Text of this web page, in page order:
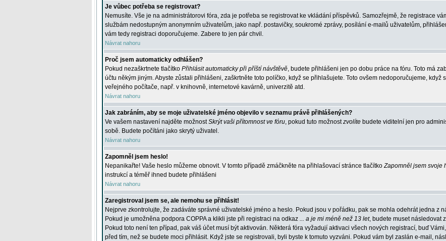
Je vůbec potřeba se registrovat?
Nemusíte. Vše je na administrátorovi fóra, zda je potřeba se registrovat ke vkládání příspěvků. Samozřejmě, že registrace
službám nedostupným anonymním uživatelům, jako např. postavičky, soukromé zprávy, posílání e-mailů uživatelům,
vám tedy registraci doporučujeme. Zabere to jen pár chvil.
Návrat nahoru
Proč jsem automaticky odhlášen?
Pokud nezaškrtnete tlačítko Přihlásit automaticky při příští návštěvě, budete přihlášeni jen po dobu práce na fóru. Toto má
účtu někým jiným. Abyste zůstali přihlášeni, zaškrtněte toto políčko, když se přihlašujete. Toto ovšem nedoporučujeme, když
veřejného počítače, např. v knihovně, internetové kavárně, univerzitě atd.
Návrat nahoru
Jak zabráním, aby se moje uživatelské jméno objevilo v seznamu právě přihlášených?
Ve vašem nastavení najděte možnostSkrýt vaši přítomnost ve fóru, pokud tuto možnostzvolíte budete viditelní jen pro
sobě. Budete počítáni jako skrytý uživatel.
Návrat nahoru
Zapomněl jsem heslo!
Nepanikařte! Vaše heslo můžeme obnovit. V tomto případě zmáčkněte na přihlašovací stránce tlačítkoZapomněl jsem svoje
instrukcí a téměř ihned budete přihlášeni
Návrat nahoru
Zaregistroval jsem se, ale nemohu se přihlásit!
Nejprve zkontrolujte, že zadáváte správné uživatelské jméno a heslo. Pokud jsou v pořádku, pak se mohla odehrát jedna z
Pokud je umožněna podpora COPPA a klikli jste při registraci na odkaz ... a je mi méně než 13 let, budete muset následovat
Pokud toto není ten případ, pak váš účet musí být aktivován. Některá fóra vyžadují aktivaci všech nových registrací, buď
před tím, než se budete moci přihlásit. Když jste se registrovali, byli byste k tomuto vyzváni. Pokud vám byl zaslán e-mail,